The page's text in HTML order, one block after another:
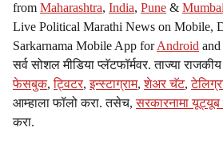
from Maharashtra, India, Pune & Mumbai
Live Political Marathi News on Mobile,
Sarkarnama Mobile App forAndroid and
सर्व सोशल मीडिया प्लॅटफॉर्मवर. ताज्या
फेसबुक,ट्विटर,इन्स्टाग्राम,शेअर चॅट,
आम्हाला फॉलो करा. तसेच,सरकारनामा
करा.